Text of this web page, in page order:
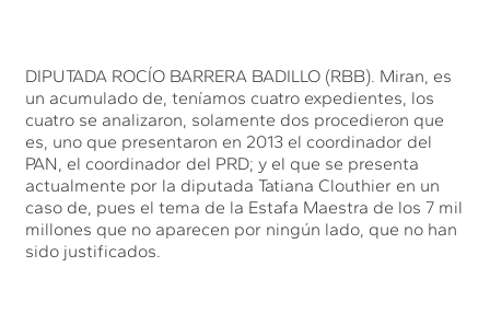
DIPUTADA ROCÍO BARRERA BADILLO (RBB). Miran, es
un acumulado de, teníamos cuatro expedientes, los
cuatro se analizaron, solamente dos procedieron que
es, uno que presentaron en 2013 el coordinador del
PAN, el coordinador del PRD; y el que se presenta
actualmente por la diputada Tatiana Clouthier en un
caso de, pues el tema de la Estafa Maestra de los 7 mil
millones que no aparecen por ningún lado, que no han
sido justificados.